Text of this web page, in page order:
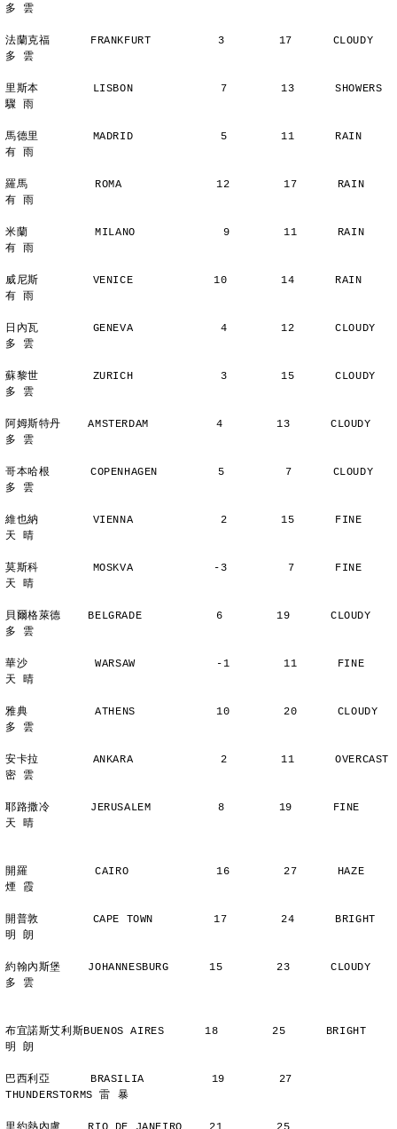
多 雲
法蘭克福      FRANKFURT          3        17      CLOUDY
多 雲
里斯本        LISBON             7        13      SHOWERS
驟 雨
馬德里        MADRID             5        11      RAIN
有 雨
羅馬          ROMA              12        17      RAIN
有 雨
米蘭          MILANO             9        11      RAIN
有 雨
威尼斯        VENICE            10        14      RAIN
有 雨
日內瓦        GENEVA             4        12      CLOUDY
多 雲
蘇黎世        ZURICH             3        15      CLOUDY
多 雲
阿姆斯特丹    AMSTERDAM          4        13      CLOUDY
多 雲
哥本哈根      COPENHAGEN         5         7      CLOUDY
多 雲
維也納        VIENNA             2        15      FINE
天 晴
莫斯科        MOSKVA            -3         7      FINE
天 晴
貝爾格萊德    BELGRADE           6        19      CLOUDY
多 雲
華沙          WARSAW            -1        11      FINE
天 晴
雅典          ATHENS            10        20      CLOUDY
多 雲
安卡拉        ANKARA             2        11      OVERCAST
密 雲
耶路撒冷      JERUSALEM          8        19      FINE
天 晴
開羅          CAIRO             16        27      HAZE
煙 霞
開普敦        CAPE TOWN         17        24      BRIGHT
明 朗
約翰內斯堡    JOHANNESBURG      15        23      CLOUDY
多 雲
布宜諾斯艾利斯BUENOS AIRES      18        25      BRIGHT
明 朗
巴西利亞      BRASILIA          19        27
THUNDERSTORMS 雷 暴